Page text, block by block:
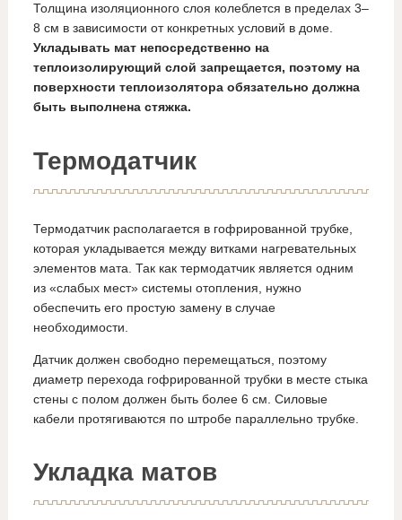
Толщина изоляционного слоя колеблется в пределах 3–
8 см в зависимости от конкретных условий в доме.
Укладывать мат непосредственно на
теплоизолирующий слой запрещается, поэтому на
поверхности теплоизолятора обязательно должна
быть выполнена стяжка.
Термодатчик
Термодатчик располагается в гофрированной трубке,
которая укладывается между витками нагревательных
элементов мата. Так как термодатчик является одним
из «слабых мест» системы отопления, нужно
обеспечить его простую замену в случае
необходимости.
Датчик должен свободно перемещаться, поэтому
диаметр перехода гофрированной трубки в месте стыка
стены с полом должен быть более 6 см. Силовые
кабели протягиваются по штробе параллельно трубке.
Укладка матов